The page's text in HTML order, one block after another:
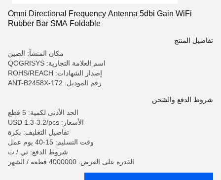
Omni Directional Frequency Antenna 5dbi Gain WiFi
Rubber Bar SMA Foldable
تفاصيل المنتج
مكان المنشأ: الصين
اسم العلامة التجارية: QOGRISYS
إصدار الشهادات: ROHS/REACH
رقم الموديل: ANT-B2458X-172
شروط الدفع والشحن
الحد الأدنى لكمية: 5 قطع
الأسعار: USD 1.3-3.2/pcs
تفاصيل التغليف: بكرة
وقت التسليم: 15-40 يوم عمل
شروط الدفع: تي / ت
القدرة على العرض: 4000000 قطعة / الشهر